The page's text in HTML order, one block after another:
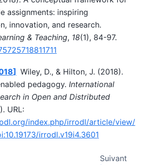
assignments: inspiring
innovation, and research.
& Teaching, 18(1), 84-97.
Wiley, D., & Hilton, J. (2018).
pedagogy. International
in Open and Distributed
URL:
index.php/irrodl/article/view/
irrodl.v19i4.3601
Suivant